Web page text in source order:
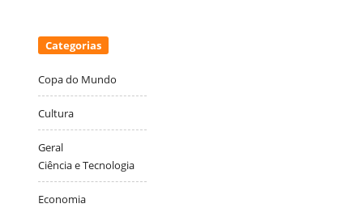
Categorias
Copa do Mundo
Cultura
Geral
Ciência e Tecnologia
Economia